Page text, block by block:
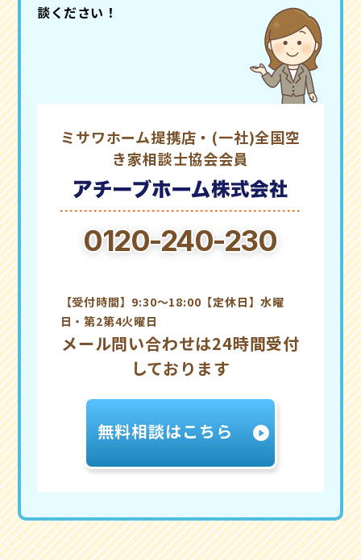
談ください！
ミサワホーム提携店・(一社)全国空
き家相談士協会会員
0120-240-230
【受付時間】9:30～18:00【定休日】水曜
日・第2第4火曜日
メール問い合わせは24時間受付
しております
無料相談はこちら